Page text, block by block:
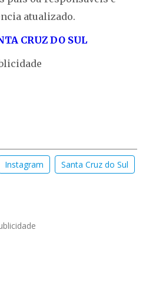
atualizado.
CRUZ DO SUL
Instagram Santa Cruz do Sul